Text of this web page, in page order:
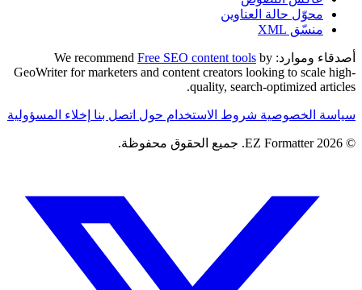
محوّل حالة العناوين
منسّق XML
أصدقاء وموارد: Free SEO content tools by
GeoWriter for marketers and content creators looking to scale high-
quality, search-optimized articles.
سياسة الخصوصية شروط الاستخدام حول اتصل بنا إخلاء المسؤولية
© 2026 EZ Formatter. جميع الحقوق محفوظة.